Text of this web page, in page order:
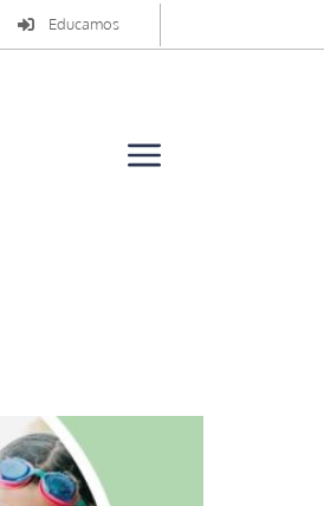
Educamos